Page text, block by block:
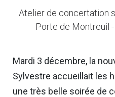
Atelier de concertation
Porte de Montreuil
Mardi 3 décembre, la
Sylvestre accueillait les
une très belle soirée de